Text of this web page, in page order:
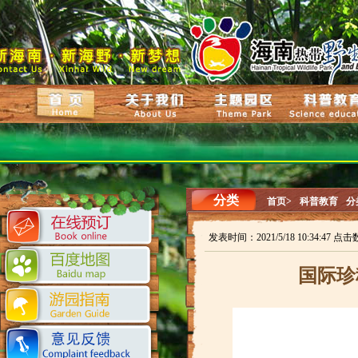
分类 首页> 科普教育 分
发表时间：2021/5/18 10:34:47 点击
国际